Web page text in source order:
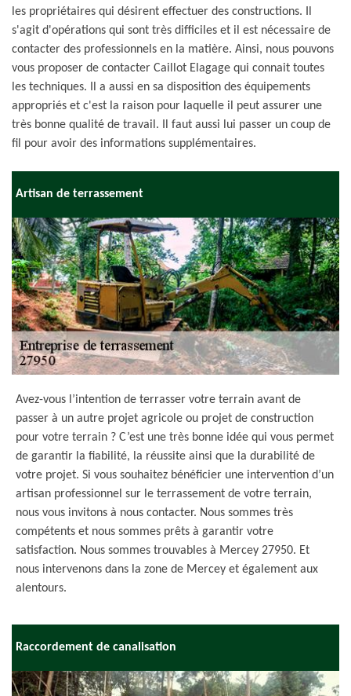
les propriétaires qui désirent effectuer des constructions. Il
s'agit d'opérations qui sont très difficiles et il est nécessaire de
contacter des professionnels en la matière. Ainsi, nous pouvons
vous proposer de contacter Caillot Elagage qui connait toutes
les techniques. Il a aussi en sa disposition des équipements
appropriés et c'est la raison pour laquelle il peut assurer une
très bonne qualité de travail. Il faut aussi lui passer un coup de
fil pour avoir des informations supplémentaires.
Artisan de terrassement
Avez-vous l’intention de terrasser votre terrain avant de
passer à un autre projet agricole ou projet de construction
pour votre terrain ? C’est une très bonne idée qui vous permet
de garantir la fiabilité, la réussite ainsi que la durabilité de
votre projet. Si vous souhaitez bénéficier une intervention d’un
artisan professionnel sur le terrassement de votre terrain,
nous vous invitons à nous contacter. Nous sommes très
compétents et nous sommes prêts à garantir votre
satisfaction. Nous sommes trouvables à Mercey 27950. Et
nous intervenons dans la zone de Mercey et également aux
alentours.
Raccordement de canalisation